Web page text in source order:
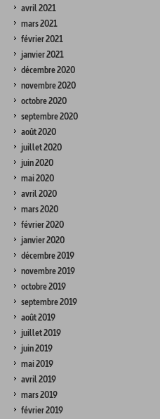
avril 2021
mars 2021
février 2021
janvier 2021
décembre 2020
novembre 2020
octobre 2020
septembre 2020
août 2020
juillet 2020
juin 2020
mai 2020
avril 2020
mars 2020
février 2020
janvier 2020
décembre 2019
novembre 2019
octobre 2019
septembre 2019
août 2019
juillet 2019
juin 2019
mai 2019
avril 2019
mars 2019
février 2019